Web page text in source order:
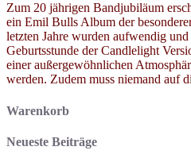
Zum 20 jährigen Bandjubiläum
ein Emil Bulls Album der
letzten Jahre wurden aufwendig
Geburtsstunde der Candlelight
einer außergewöhnlichen
werden. Zudem muss niemand auf
Warenkorb
Neueste Beiträge